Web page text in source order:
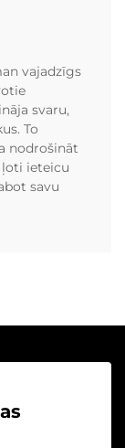
vajadzīgs
svaru,
To
nodrošināt
ļoti ieteicu
savu